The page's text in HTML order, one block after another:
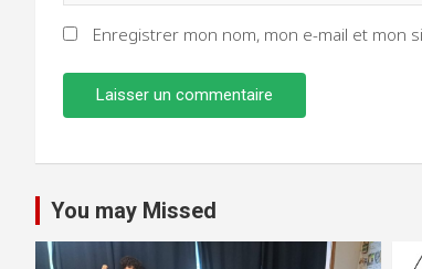
Enregistrer mon nom, mon e-mail et mon
You may Missed